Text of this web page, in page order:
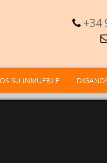
+34
SU INMUEBLE